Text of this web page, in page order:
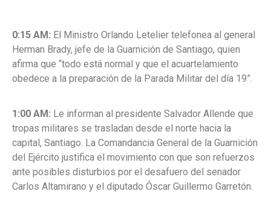
0:15 AM: El Ministro Orlando Letelier telefonea al general
Herman Brady, jefe de la Guarnición de Santiago, quien
afirma que “todo está normal y que el acuartelamiento
obedece a la preparación de la Parada Militar del día 19”.
1:00 AM: Le informan al presidente Salvador Allende que
tropas militares se trasladan desde el norte hacia la
capital, Santiago. La Comandancia General de la Guarnición
del Ejército justifica el movimiento con que son refuerzos
ante posibles disturbios por el desafuero del senador
Carlos Altamirano y el diputado Óscar Guillermo Garretón.